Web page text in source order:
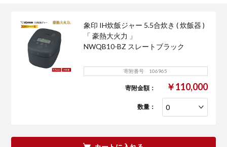
象印 IH炊飯ジャー 5.5合炊き ( 炊飯器 )
「 豪熱大火力 」
NWQB10-BZ スレートブラック
寄附番号 106965
寄附金額： ￥110,000
数量：